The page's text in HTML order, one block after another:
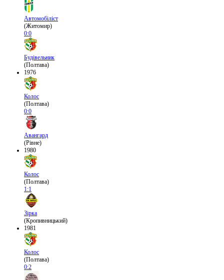
Автомобіліст
(Житомир)
0:0
Будівельник
(Полтава)
1976
Колос
(Полтава)
0:0
Авангард
(Рівне)
1980
Колос
(Полтава)
1:1
Зірка
(Кропивницький)
1981
Колос
(Полтава)
0:2